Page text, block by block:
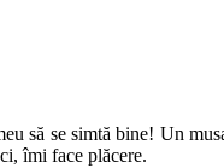
să se simtă bine! Un
îmi face plăcere.